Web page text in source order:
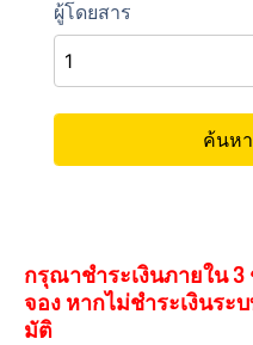
กรุณาชำระเงินภายใน
จอง หากไม่ชำระเงินระ
มัติ